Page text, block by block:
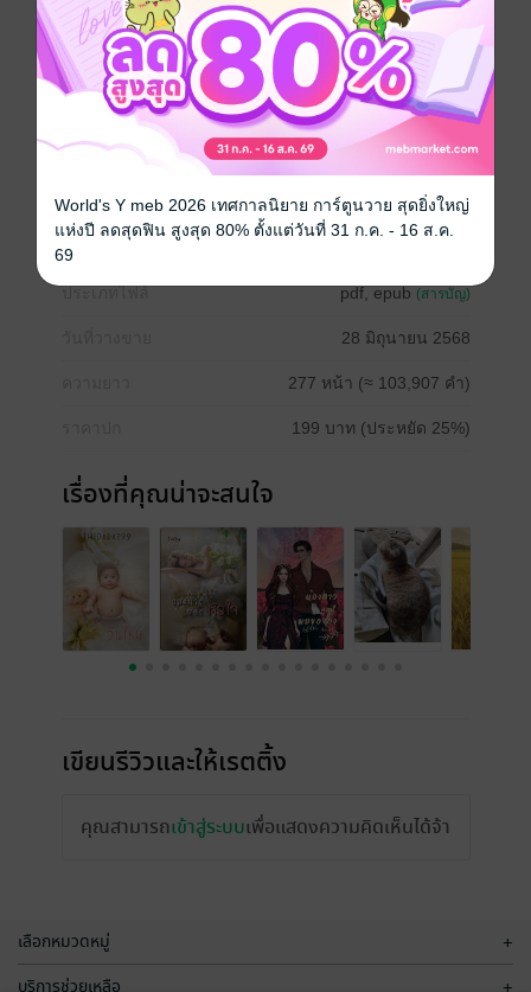
มาทำไร่ทำสวนกลางแดดร้อนๆ
เอมมิกา ผู้หญิงที่ใช้ชีวิตอย่างเรียบง่าย อยู่กับต้นไม้ใบหญ้า
และสัตว์เลี้ยงมากมาย เธอรักชีวิตเรียบง่าย ไม่ชอบความ
วุ่นวายของสังคมเมืองหลวง พอเรียนจบด้านเกษตรกรรม
เธอจึงหลีกหนีมาอยู่ที่บ้านไร่ของครอบครัว แต่แล้วความ
สงบสุขของเธอต้องจบลง เมื่อผู้ชายเจ้าสำอางอย่างกิตติภพ
นั้นเข้ามาสร้างความวุ่นวายในบ้านไร่ของเธอ
โรมานซ์
ประเภทไฟล์ pdf, epub (สารบัญ)
28 มิถุนายน 2568
277 หน้า (≈ 103,907 คำ)
199 บาท (ประหยัด 25%)
เรื่องที่คุณน่าจะสนใจ
เขียนรีวิวและให้เรตติ้ง
คุณสามารถเข้าสู่ระบบเพื่อแสดงความคิดเห็นได้จ้า
เลือกหมวดหมู่ +
บริการช่วยเหลือ
World's Y meb 2026 เทศกาลนิยาย การ์ตูนวาย สุดยิ่งใหญ่
แห่งปี ลดสุดฟิน สูงสุด 80% ตั้งแต่วันที่ 31 ก.ค. - 16 ส.ค.
69